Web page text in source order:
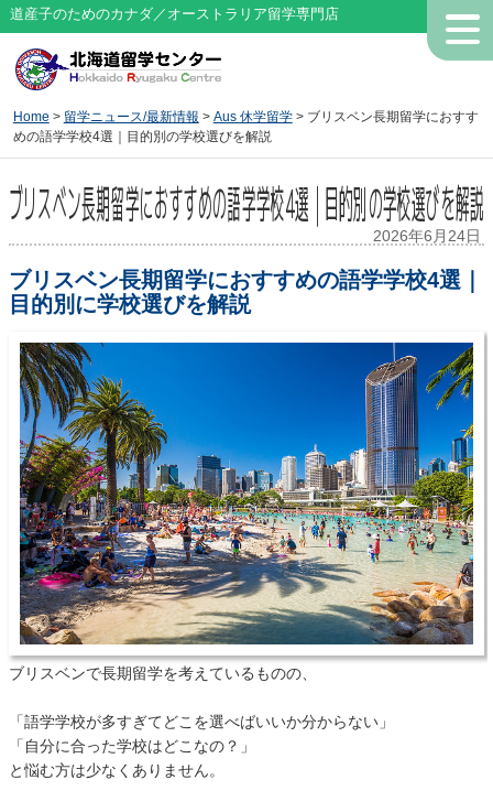
道産子のためのカナダ／オーストラリア留学専門店
Home > 留学ニュース/最新情報 > Aus 休学留学> ブリスベン長期留学におすす
めの語学学校4選｜目的別の学校選びを解説
ブリスベン長期留学におすすめの語学学校4選｜目的別の学校選びを解説
2026年6月24日
ブリスベン長期留学におすすめの語学学校4選｜
目的別に学校選びを解説
ブリスベンで長期留学を考えているものの、
「語学学校が多すぎてどこを選べばいいか分からない」
「自分に合った学校はどこなの？」
と悩む方は少なくありません。